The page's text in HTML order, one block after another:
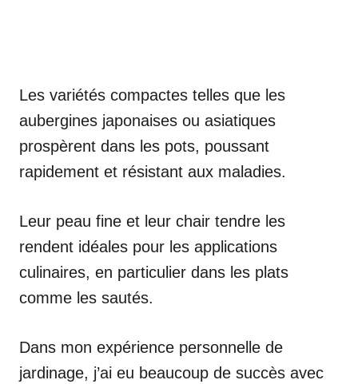
Les variétés compactes telles que les
aubergines japonaises ou asiatiques
prospèrent dans les pots, poussant
rapidement et résistant aux maladies.
Leur peau fine et leur chair tendre les
rendent idéales pour les applications
culinaires, en particulier dans les plats
comme les sautés.
Dans mon expérience personnelle de
jardinage, j’ai eu beaucoup de succès avec